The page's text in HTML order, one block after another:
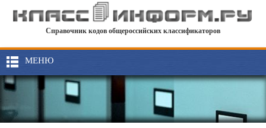
Справочник кодов общероссийских классификаторов
МЕНЮ